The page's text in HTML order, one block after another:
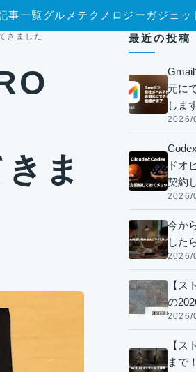
事一覧グルメ テクノロジー ガジェッ
きました
ま
最近の投稿
元に
しま
2026/
ドオ
契約
2026/
今か
した
2026/
【ス
の
2026/
【ス
まで